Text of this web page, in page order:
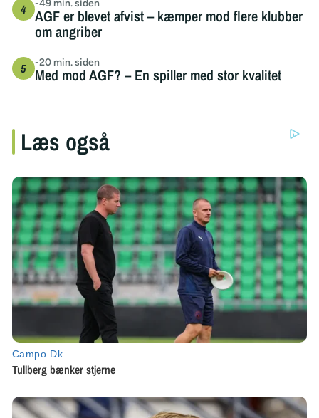
-49 min. siden
AGF er blevet afvist – kæmper mod flere klubber
om angriber
-20 min. siden
Med mod AGF? – En spiller med stor kvalitet